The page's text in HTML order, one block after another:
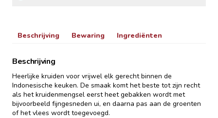
Beschrijving Bewaring Ingrediënten
Beschrijving
Heerlijke kruiden voor vrijwel elk gerecht binnen de
Indonesische keuken. De smaak komt het beste tot zijn recht
als het kruidenmengsel eerst heet gebakken wordt met
bijvoorbeeld fijngesneden ui, en daarna pas aan de groenten
of het vlees wordt toegevoegd.